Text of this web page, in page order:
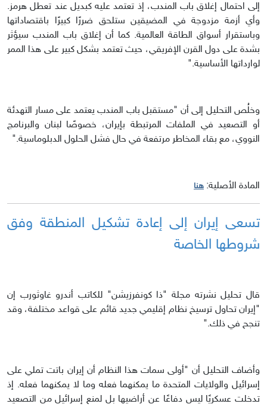
إلى احتمال إغلاق باب المندب، إذ تعتمد عليه كبديل عند تعطل هرمز.
وأي أزمة مزدوجة في المضيقين ستلحق ضررًا كبيرًا باقتصاداتها
وباستقرار أسواق الطاقة العالمية. كما أن إغلاق باب المندب سيؤثر
بشدة على دول القرن الإفريقي، حيث تعتمد بشكل كبير على هذا الممر
لوارداتها الأساسية."
وخلُص التحليل إلى أن "مستقبل باب المندب يعتمد على مسار التهدئة
أو التصعيد في الملفات المرتبطة بإيران، خصوصًا لبنان والبرنامج
النووي، مع بقاء المخاطر مرتفعة في حال فشل الحلول الدبلوماسية."
المادة الأصلية: هنا
تسعى إيران إلى إعادة تشكيل المنطقة وفق
شروطها الخاصة
قال تحليل نشرته مجلة "ذا كونفرزيشن" للكاتب أندرو غاوثورب إن
"إيران تحاول ترسيخ نظام إقليمي جديد قائم على قواعد مختلفة، وقد
تنجح في ذلك."
وأضاف التحليل أن "أولى سمات هذا النظام أن إيران باتت تملي على
إسرائيل والولايات المتحدة ما يمكنهما فعله وما لا يمكنهما فعله. إذ
تدخلت عسكريًا ليس دفاعًا عن أراضيها بل لمنع إسرائيل من التصعيد